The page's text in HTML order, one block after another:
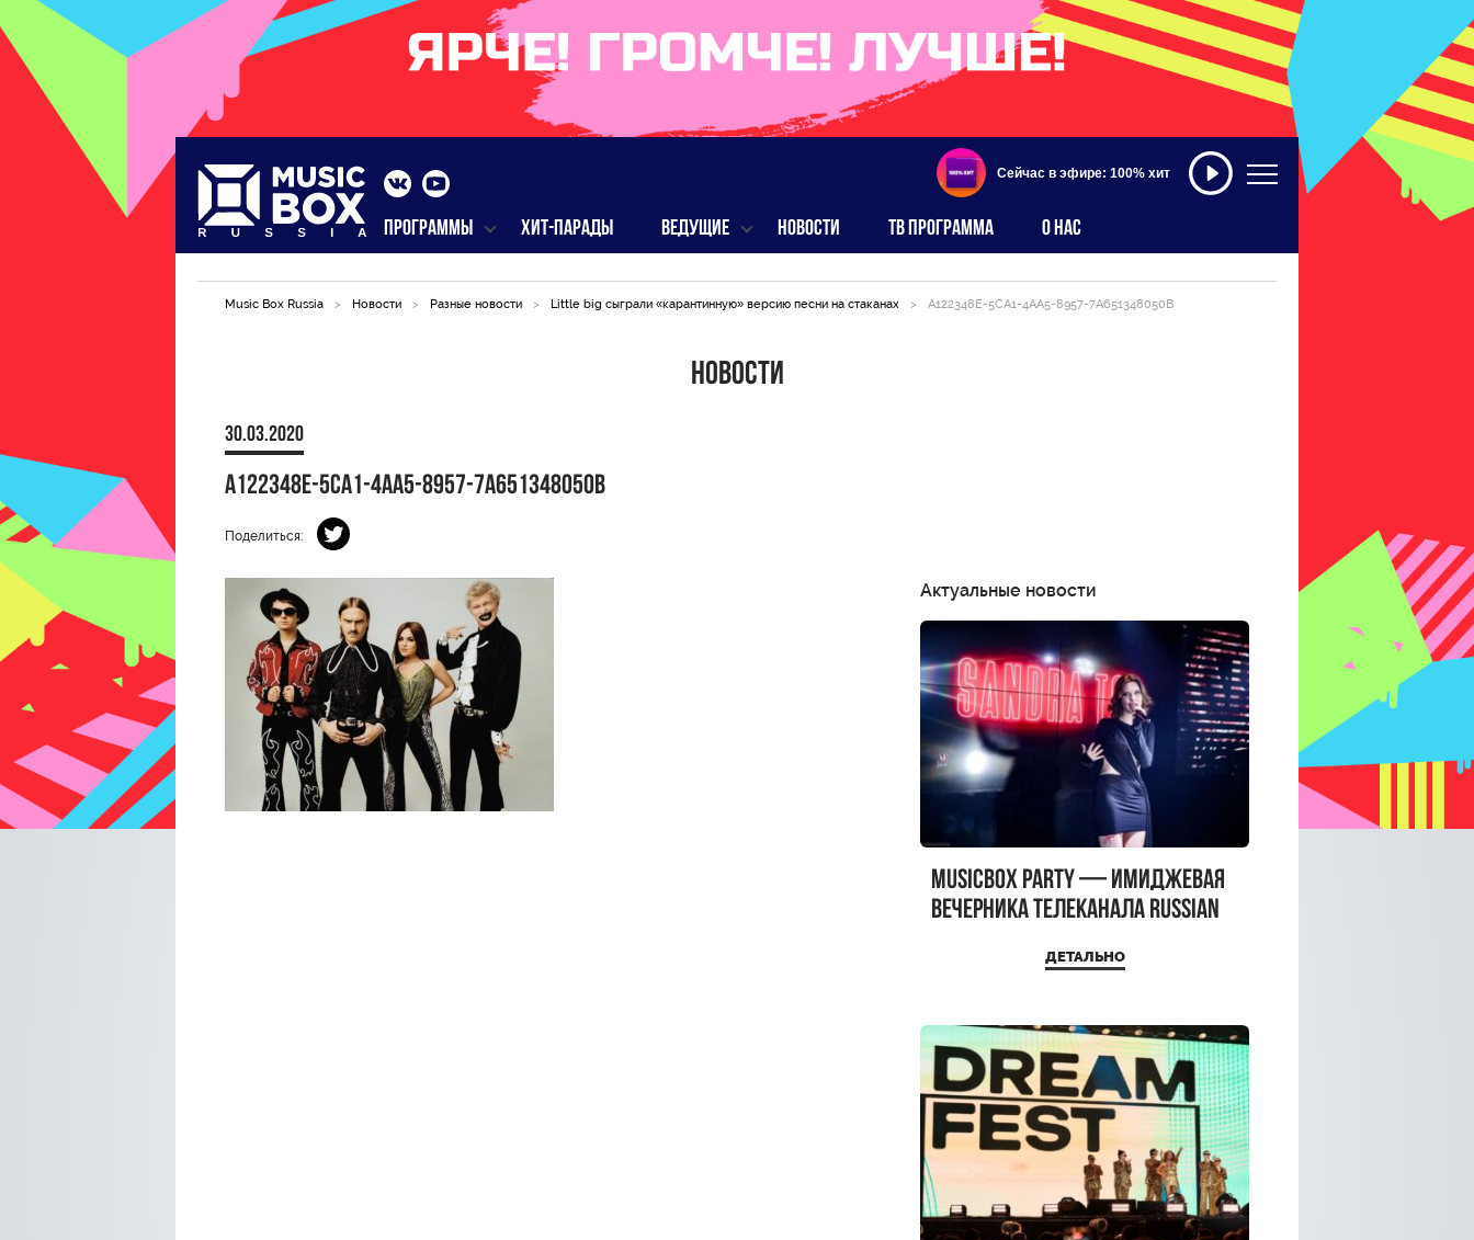
Сейчас в эфире: 100% хит
ПРОГРАММЫ ХИТ-ПАРАДЫ ВЕДУЩИЕ НОВОСТИ ТВ ПРОГРАММА О НАС
Music Box Russia > Новости > Разные новости > Little big сыграли «карантинную» версию песни на стаканах > A122348E-5CA1-4AA5-8957-7A651348050B
Новости
30.03.2020
A122348E-5CA1-4AA5-8957-7A651348050B
Поделиться:
Актуальные новости
MUSICBOX PARTY — имиджевая
вечерника телеканала RUSSIAN
ДЕТАЛЬНО